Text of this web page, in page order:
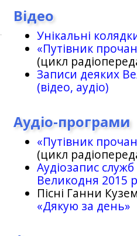
Відео
Унікальні
«Путівник
(цикл
Записи деяких
(відео, аудіо)
Аудіо-програми
«Путівник
(цикл
Аудіозапис
Великодня 2015
Пісні Ганни
«Дякую за день»